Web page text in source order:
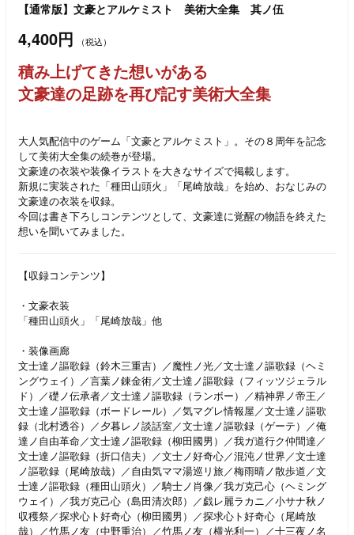
【通常版】文豪とアルケミスト 美術大全集 其ノ伍
4,400円 （税込）
積み上げてきた想いがある
文豪達の足跡を再び記す美術大全集
大人気配信中のゲーム「文豪とアルケミスト」。その８周年を記念
して美術大全集の続巻が登場。
文豪達の衣装や装像イラストを大きなサイズで掲載します。
新規に実装された「種田山頭火」「尾崎放哉」を始め、おなじみの
文豪達の衣装を収録。
今回は書き下ろしコンテンツとして、文豪達に覚醒の物語を終えた
想いを聞いてみました。
【収録コンテンツ】
・文豪衣装
「種田山頭火」「尾崎放哉」他
・装像画廊
文士達ノ謳歌録（鈴木三重吉）／魔性ノ光／文士達ノ謳歌録（ヘミ
ングウェイ）／言葉ノ錬金術／文士達ノ謳歌録（フィッツジェラル
ド）／礎ノ伝承者／文士達ノ謳歌録（ランボー）／精神界ノ帝王／
文士達ノ謳歌録（ボードレール）／気マグレ情報屋／文士達ノ謳歌
録（北村透谷）／夕暮レノ談話室／文士達ノ謳歌録（ゲーテ）／俺
達ノ自由革命／文士達ノ謳歌録（柳田國男）／我ガ道行ク仲間達／
文士達ノ謳歌録（折口信夫）／文士ノ好奇心／混沌ノ世界／文士達
ノ謳歌録（尾崎放哉）／自由気ママ湯巡リ旅／梅雨晴ノ散歩道／文
士達ノ謳歌録（種田山頭火）／騎士ノ肖像／我ガ克己心（ヘミング
ウェイ）／我ガ克己心（島田清次郎）／戯レ麗ラカニ／小サナ秋ノ
収穫祭／探求心ト好奇心（柳田國男）／探求心ト好奇心（尾崎放
哉）／竹馬ノ友（中野重治）／竹馬ノ友（横光利一）／十三夜ノ名